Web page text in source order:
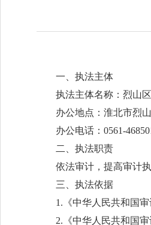
一、执法主体
执法主体名称：烈山
办公地点：淮北市烈
办公电话：0561-
二、执法职责
依法审计，提高审计
三、执法依据
1.《中华人民共和国审
2.《中华人民共和国审